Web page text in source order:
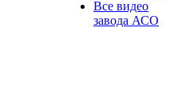
Все видео
завода АСО